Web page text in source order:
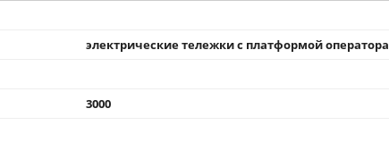
электрические тележки с платформой оператора
3000